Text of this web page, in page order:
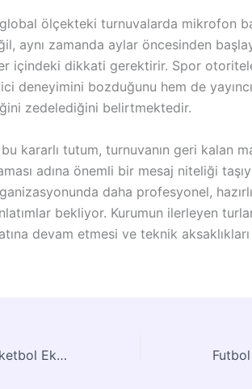
ölçekteki turnuvalarda mikrofon
aynı zamanda aylar öncesinden
içindeki dikkati gerektirir. Spor
deneyimini bozduğunu hem de
zedelediğini belirtmektedir.
kararlı tutum, turnuvanın geri kalan
adına önemli bir mesaj niteliği
daha profesyonel,
bekliyor. Kurumun ilerleyen
devam etmesi ve teknik
Shaquille O’Neal ve Basketbol Ekonomisinin Dönüşümü: 8 Milyondan Milyonlara